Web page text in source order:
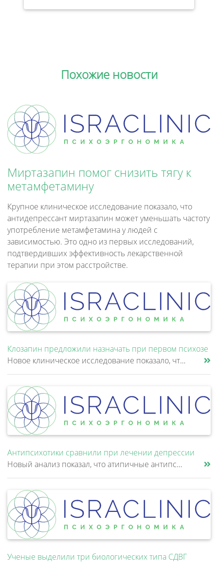
Похожие новости
Миртазапин помог снизить тягу к
метамфетамину
Крупное клиническое исследование показало, что
антидепрессант миртазапин может уменьшать частоту
употребление метамфетамина у людей с
зависимостью. Это одно из первых исследований,
подтвердивших эффективность лекарственной
терапии при этом расстройстве.
Клозапин предложили назначать при первом психозе
Новое клиническое исследование показало, что клозапин может быть эффективнее других антипсихотиков уже после первой неуд......
Антипсихотики сравнили при лечении депрессии
Новый анализ показал, что атипичные антипсихотики, которые иногда добавляют к антидепрессантам при большом депрессивном......
Ученые выделили три биологических типа СДВГ